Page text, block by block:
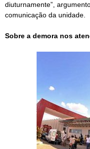
diuturnamente”,
comunicação da unidade.
Sobre a demora nos